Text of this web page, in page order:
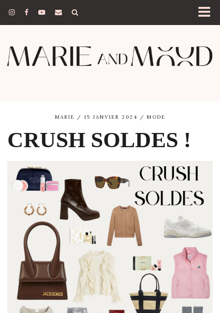
MARIE 15 JANVIER 2024 MODE
CRUSH SOLDES !